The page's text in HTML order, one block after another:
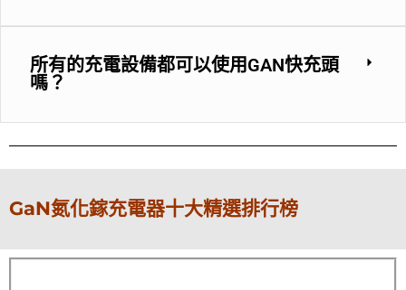
所有的充電設備都可以使用GAN快充頭
嗎？
GaN氮化鎵充電器十大精選排行榜